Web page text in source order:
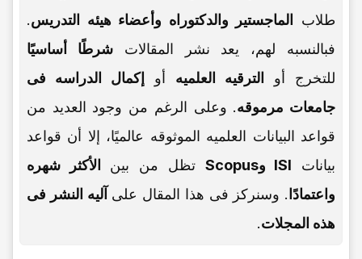
طلاب الماجستیر والدکتوراه وأعضاء هیئه التدریس.
فبالنسبه لهم، یعد نشر المقالاتشرطًا أساسیًا
للتخرج أو الترقیه العلمیه أو إکمال الدراسه فی
جامعات مرموقه. وعلى الرغم من وجود العدید من
قواعد البیانات العلمیه الموثوقه عالمیًا، إلا أن قواعد
بیانات ISI وScopus تظل من بین الأکثر شهره
واعتمادًا. وسنرکز فی هذا المقال على آلیه النشر فی
هذه المجلات.